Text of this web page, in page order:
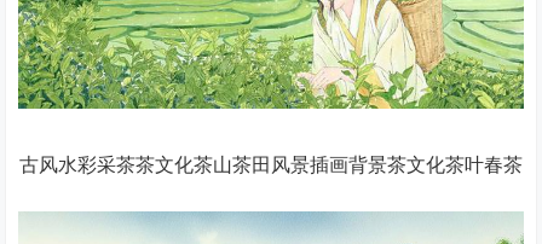
古风水彩采茶茶文化茶山茶田风景插画背景茶文化茶叶春茶